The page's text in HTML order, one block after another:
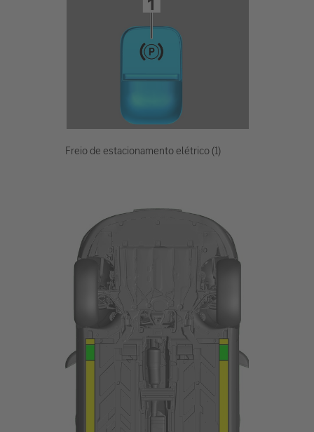
Freio de estacionamento elétrico (1)